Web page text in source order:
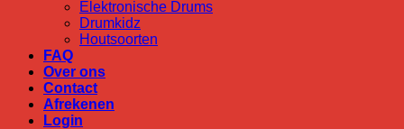
Elektronische Drums
Drumkidz
Houtsoorten
FAQ
Over ons
Contact
Afrekenen
Login